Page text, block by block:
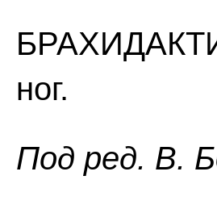
ног.
Пoд peд. B.